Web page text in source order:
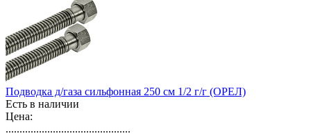
Подводка д/газа сильфонная 250 см 1/2 г/г (ОРЕЛ)
Есть в наличии
Цена:
.............................................